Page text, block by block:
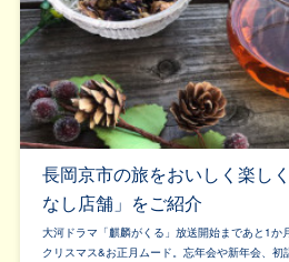
長岡京市の旅をおいしく楽し
なし店舗」をご紹介
大河ドラマ「麒麟がくる」放送開始まであと1か
クリスマス&お正月ムード。忘年会や新年会、